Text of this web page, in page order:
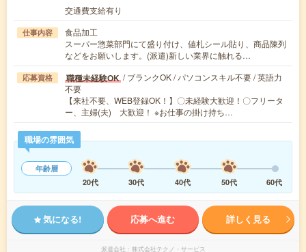
交通費支給有り
仕事内容
食品加工
スーパー惣菜部門にて盛り付け、値札シール貼り、商品陳列
などをお願いします。(派遣)新しい業界に触れる…
応募資格 職種未経験OK / ブランクOK / パソコンスキル不要 / 英語力
不要
【来社不要、WEB登録OK！】〇未経験大歓迎！〇フリータ
ー、主婦(夫) 大歓迎！ ※お仕事の掛け持ち…
職場の雰囲気
年齢層
20代
30代 40代 50代 60代
気になる! 応募へ進む 詳しく見る
派遣会社 株式会社テクノ・サービス